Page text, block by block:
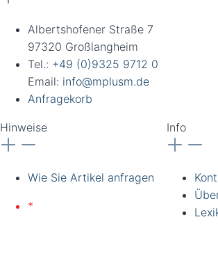
Albertshofener Straße 7
97320 Großlangheim
Tel.: +49 (0)9325 9712 0
Email: info@mplusm.de
Anfragekorb
Hinweise
Wie Sie Artikel anfragen
*
Info